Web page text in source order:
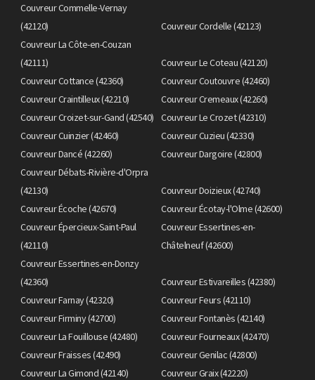
Couvreur Commelle-Vernay
(42120)
Couvreur Cordelle (42123)
Couvreur La Côte-en-Couzan
(42111)
Couvreur Le Coteau (42120)
Couvreur Cottance (42360)
Couvreur Coutouvre (42460)
Couvreur Craintilleux (42210)
Couvreur Cremeaux (42260)
Couvreur Croizet-sur-Gand (42540)
Couvreur Le Crozet (42310)
Couvreur Cuinzier (42460)
Couvreur Cuzieu (42330)
Couvreur Dancé (42260)
Couvreur Dargoire (42800)
Couvreur Débats-Rivière-d'Orpra
(42130)
Couvreur Doizieux (42740)
Couvreur Écoche (42670)
Couvreur Écotay-l'Olme (42600)
Couvreur Épercieux-Saint-Paul
(42110)
Couvreur Essertines-en-
Châtelneuf (42600)
Couvreur Essertines-en-Donzy
(42360)
Couvreur Estivareilles (42380)
Couvreur Farnay (42320)
Couvreur Feurs (42110)
Couvreur Firminy (42700)
Couvreur Fontanès (42140)
Couvreur La Fouillouse (42480)
Couvreur Fourneaux (42470)
Couvreur Fraisses (42490)
Couvreur Genilac (42800)
Couvreur La Gimond (42140)
Couvreur Graix (42220)